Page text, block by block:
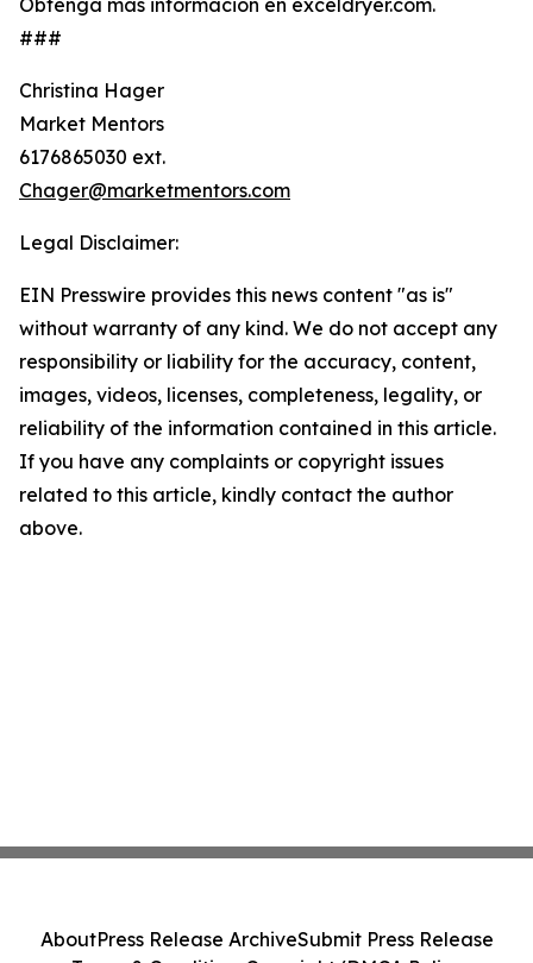
Obtenga más información en exceldryer.com.
###
Christina Hager
Market Mentors
6176865030 ext.
Chager@marketmentors.com
Legal Disclaimer:
EIN Presswire provides this news content "as is"
without warranty of any kind. We do not accept any
responsibility or liability for the accuracy, content,
images, videos, licenses, completeness, legality, or
reliability of the information contained in this article.
If you have any complaints or copyright issues
related to this article, kindly contact the author
above.
AboutPress Release ArchiveSubmit Press Release